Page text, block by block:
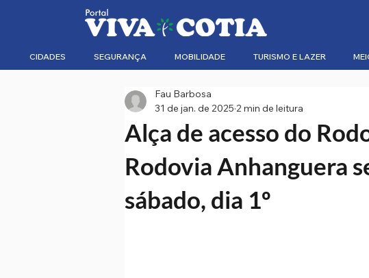
CIDADES SEGURANÇA MOBILIDADE TURISMO E LAZER
Alça de acesso do
Rodovia Anhanguera
sábado, dia 1º
Fau Barbosa
31 de jan. de 2025 2 min de leitura